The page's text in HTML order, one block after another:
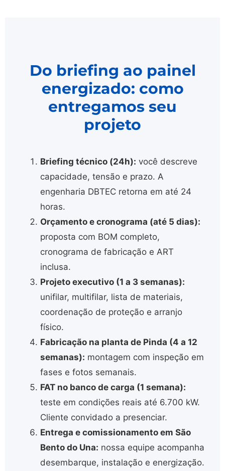
Do briefing ao painel
energizado: como
entregamos seu
projeto
Briefing técnico (24h): você descreve
capacidade, tensão e prazo. A
engenharia DBTEC retorna em até 24
horas.
Orçamento e cronograma (até 5 dias):
proposta com BOM completo,
cronograma de fabricação e ART
inclusa.
Projeto executivo (1 a 3 semanas):
unifilar, multifilar, lista de materiais,
coordenação de proteção e arranjo
físico.
Fabricação na planta de Pinda (4 a 12
semanas): montagem com inspeção em
fases e fotos semanais.
FAT no banco de carga (1 semana):
teste em condições reais até 6.700 kW.
Cliente convidado a presenciar.
Entrega e comissionamento em São
Bento do Una: nossa equipe acompanha
desembarque, instalação e energização.